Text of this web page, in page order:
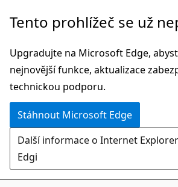
Přeskočit
hlavní
obsah
Tento prohlížeč se už
Upgradujte na Microsoft Edge,
nejnovější funkce, aktualizace
technickou podporu.
Stáhnout Microsoft Edge
Další informace o Internet
Edgi